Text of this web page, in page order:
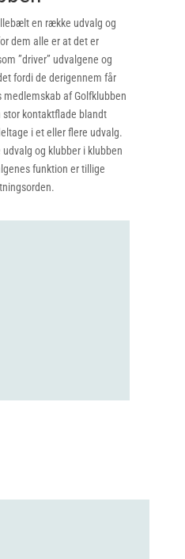
en række udvalg og
dem alle er at det er
”driver” udvalgene og
fordi de derigennem får
af Golfklubben
kontaktflade blandt
i et eller flere udvalg.
og klubber i klubben
funktion er tillige